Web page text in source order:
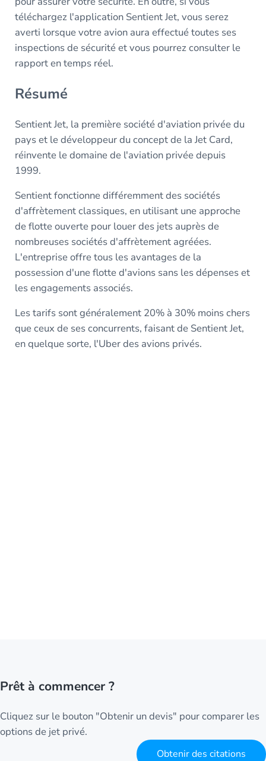
téléchargez l'application Sentient Jet, vous serez
averti lorsque votre avion aura effectué toutes ses
inspections de sécurité et vous pourrez consulter le
rapport en temps réel.
Résumé
Sentient Jet, la première société d'aviation privée du
pays et le développeur du concept de la Jet Card,
réinvente le domaine de l'aviation privée depuis
1999.
Sentient fonctionne différemment des sociétés
d'affrètement classiques, en utilisant une approche
de flotte ouverte pour louer des jets auprès de
nombreuses sociétés d'affrètement agréées.
L'entreprise offre tous les avantages de la
possession d'une flotte d'avions sans les dépenses et
les engagements associés.
Les tarifs sont généralement 20% à 30% moins chers
que ceux de ses concurrents, faisant de Sentient Jet,
en quelque sorte, l'Uber des avions privés.
Prêt à commencer ?
Cliquez sur le bouton "Obtenir un devis" pour comparer les
options de jet privé.
Obtenir des citations